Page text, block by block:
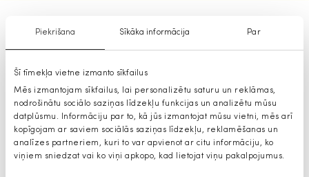
Piekrišana Sīkāka informācija Par
Šī tīmekļa vietne izmanto sīkfailus
Mēs izmantojam sīkfailus, lai personalizētu saturu un reklāmas,
nodrošinātu sociālo saziņas līdzekļu funkcijas un analizētu mūsu
datplūsmu. Informāciju par to, kā jūs izmantojat mūsu vietni, mēs arī
kopīgojam ar saviem sociālās saziņas līdzekļu, reklamēšanas un
analīzes partneriem, kuri to var apvienot ar citu informāciju, ko
viņiem sniedzat vai ko viņi apkopo, kad lietojat viņu pakalpojumus.
Bikses zēniem